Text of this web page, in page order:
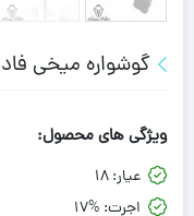
گوشواره میخی
ویژگی های محصول:
عیار:18
اجرت: 17%